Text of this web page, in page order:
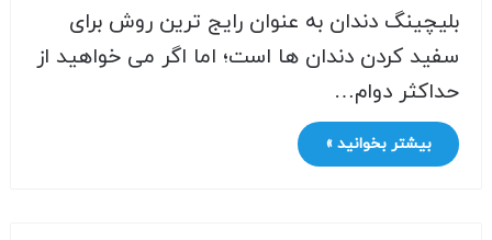
بلیچینگ دندان به عنوان رایج ترین روش برای
سفید کردن دندان ها است؛ اما اگر می خواهید از
حداکثر دوام…
بیشتر بخوانید »